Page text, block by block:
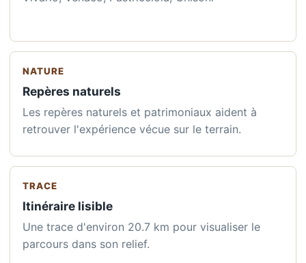
NATURE
Repères naturels
Les repères naturels et patrimoniaux aident à
retrouver l'expérience vécue sur le terrain.
TRACE
Itinéraire lisible
Une trace d'environ 20.7 km pour visualiser le
parcours dans son relief.